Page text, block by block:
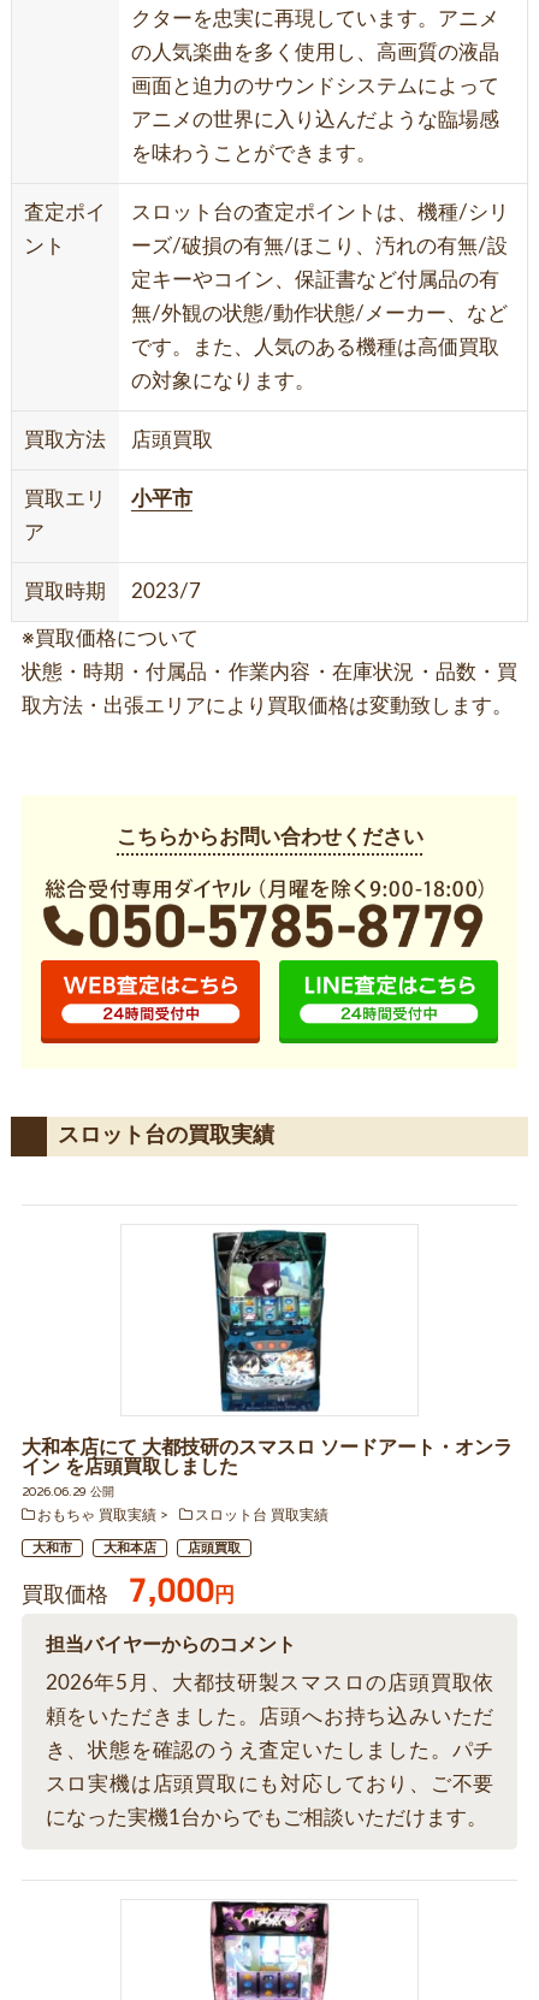
クターを忠実に再現しています。アニメ
の人気楽曲を多く使用し、高画質の液晶
画面と迫力のサウンドシステムによって
アニメの世界に入り込んだような臨場感
を味わうことができます。
査定ポイ
ント
スロット台の査定ポイントは、機種/シリ
ーズ/破損の有無/ほこり、汚れの有無/設
定キーやコイン、保証書など付属品の有
無/外観の状態/動作状態/メーカー、など
です。また、人気のある機種は高価買取
の対象になります。
買取方法 店頭買取
買取エリ
ア
小平市
買取時期 2023/7
※買取価格について
状態・時期・付属品・作業内容・在庫状況・品数・買
取方法・出張エリアにより買取価格は変動致します。
こちらからお問い合わせください
スロット台の買取実績
大和本店にて 大都技研のスマスロ ソードアート・オンラ
イン を店頭買取しました
2026.06.29 公開
おもちゃ 買取実績
スロット台 買取実績
大和市 大和本店 店頭買取
買取価格 7,000円
担当バイヤーからのコメント
2026年5月、大都技研製スマスロの店頭買取依
頼をいただきました。店頭へお持ち込みいただ
き、状態を確認のうえ査定いたしました。パチ
スロ実機は店頭買取にも対応しており、ご不要
になった実機1台からでもご相談いただけます。